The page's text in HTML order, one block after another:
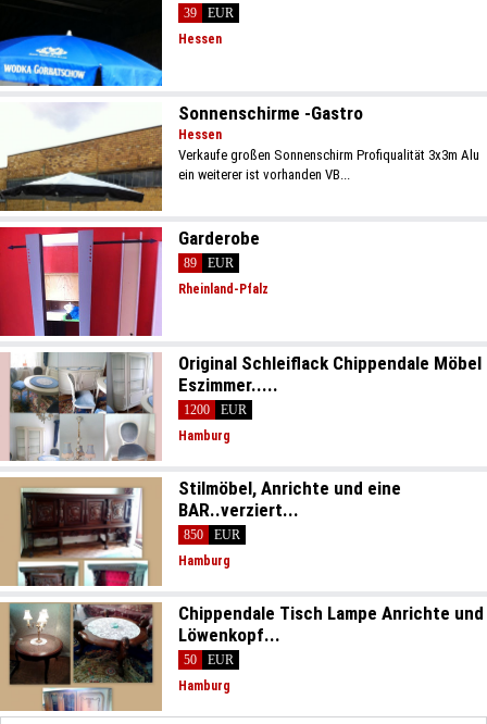
39
EUR
Hessen
Sonnenschirme -Gastro
Hessen
Verkaufe großen Sonnenschirm Profiqualität 3x3m Alu
ein weiterer ist vorhanden VB...
Garderobe
89
EUR
Rheinland-Pfalz
Original Schleiflack Chippendale Möbel
Eszimmer.....
1200
EUR
Hamburg
Stilmöbel, Anrichte und eine
BAR..verziert...
850
EUR
Hamburg
Chippendale Tisch Lampe Anrichte und
Löwenkopf...
50
EUR
Hamburg